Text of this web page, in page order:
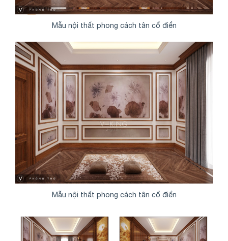
Mẫu nội thất phong cách tân cổ điển
Mẫu nội thất phong cách tân cổ điển